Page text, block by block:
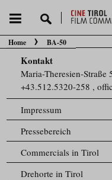
Sie befinden sich hier:
Home BA-50
Kontakt
Maria-Theresien-
+43.512.5320-258 ,
Impressum
Pressebereich
Commercials in Tirol
Drehorte in Tirol